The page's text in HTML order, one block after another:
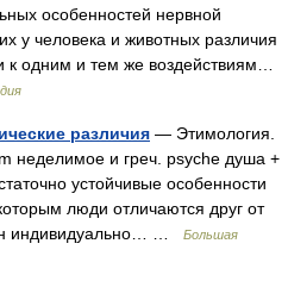
особенностей нервной
у человека и животных различия
одним и тем же воздействиям…
различия — Этимология.
неделимое и греч. psyche душа +
устойчивые особенности
люди отличаются друг от
индивидуально… …
Большая